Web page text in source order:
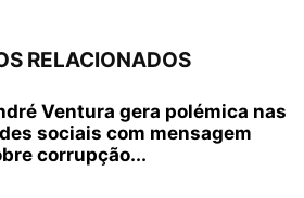
RELACIONADOS
Ventura gera polémica nas
sociais com mensagem
corrupção...